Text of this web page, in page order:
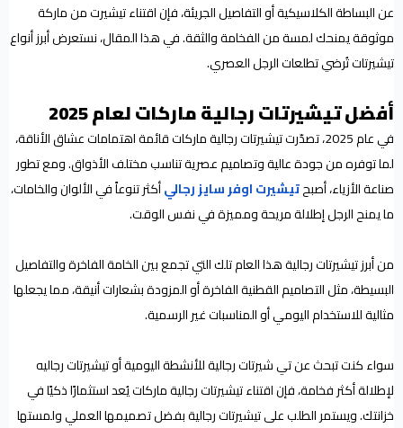
عن البساطة الكلاسيكية أو التفاصيل الجريئة، فإن اقتناء تيشيرت من ماركة
موثوقة يمنحك لمسة من الفخامة والثقة. في هذا المقال، نستعرض أبرز أنواع
تيشيرتات تُرضي تطلعات الرجل العصري.
أفضل تيشيرتات رجالية ماركات لعام 2025
في عام 2025، تصدّرت تيشيرتات رجالية ماركات قائمة اهتمامات عشاق الأناقة،
لما توفره من جودة عالية وتصاميم عصرية تناسب مختلف الأذواق. ومع تطور
صناعة الأزياء، أصبحتيشيرت اوفر سايز رجاليأكثر تنوعاً في الألوان والخامات،
ما يمنح الرجل إطلالة مريحة ومميزة في نفس الوقت.
من أبرز تيشيرتات رجالية هذا العام تلك التي تجمع بين الخامة الفاخرة والتفاصيل
البسيطة، مثل التصاميم القطنية الفاخرة أو المزودة بشعارات أنيقة، مما يجعلها
مثالية للاستخدام اليومي أو المناسبات غير الرسمية.
سواء كنت تبحث عن تي شيرتات رجالية للأنشطة اليومية أو تيشيرتات رجاليه
لإطلالة أكثر فخامة، فإن اقتناء تيشيرتات رجالية ماركات يُعد استثمارًا ذكيًا في
خزانتك. ويستمر الطلب على تيشيرتات رجالية بفضل تصميمها العملي ولمستها